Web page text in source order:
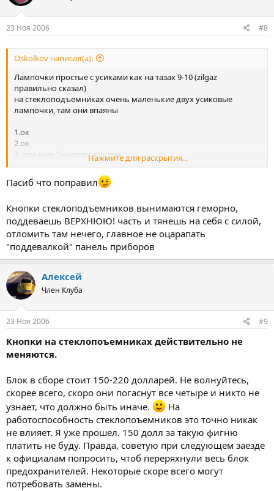
23 Ноя 2006 #8
Oskolkov написал(а):
Лампочки простые с усиками как на тазах 9-10 (zilgaz
правильно сказал)
на стеклоподъемниках очень маленькие двух усиковые
лампочки, там они впаяны
1.ок
2.ок
3. там еще 2 шурупа крутим
4. Снимаешь еще кожух предохранителей
5. ок
6. очень аккуратненько!!!
8. ок
да уж точно с защелками очень аккуратно, ломаются легко, в
общем все что окружает внешне щиток надо снять
Нажмите для раскрытия...
Пасиб что поправил
Кнопки стеклоподъемников вынимаются геморно,
поддеваешь ВЕРХНЮЮ! часть и тянешь на себя с силой,
отломить там нечего, главное не оцарапать
"поддевалкой" панель приборов
Алексей
Член Клуба
23 Ноя 2006 #9
Кнопки на стеклопоъемниках действительно не
меняются.
Блок в сборе стоит 150-220 долларей. Не волнуйтесь,
скорее всего, скоро они погаснут все четыре и никто не
узнает, что должно быть иначе.
На
работоспособность стеклопоъемников это точно никак
не влияет. Я уже прошел. 150 долл за такую фигню
платить не буду. Правда, советую при следующем заезде
к официалам попросить, чтоб переряхнули весь блок
предохранителей. Некоторые скоре всего могут
потребовать замены.